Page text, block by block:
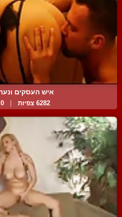
איש העסקים
6282 צפיות 0 המלצות